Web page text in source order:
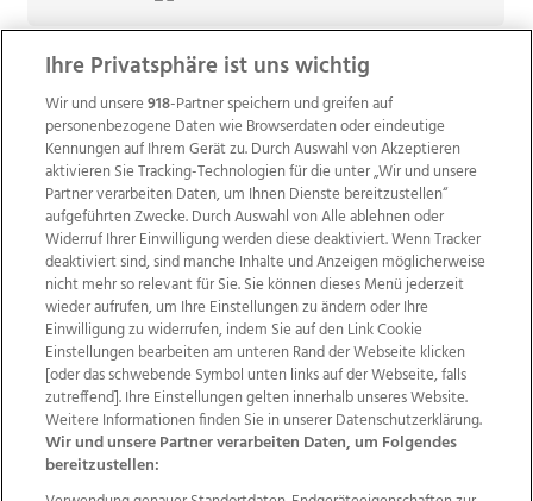
Wir über uns Mediadaten Kontakt
Jobs
Datenschutz
Impressum
AGB Anzeigekunden
AGB Website
Ehrenkodex Politische Werbung
Ihre Privatsphäre ist uns wichtig
Wir und unsere918-Partner speichern und greifen auf
personenbezogene Daten wie Browserdaten oder eindeutige
Kennungen auf Ihrem Gerät zu. Durch Auswahl von Akzeptieren
aktivieren Sie Tracking-Technologien für die unter „Wir und unsere
Partner verarbeiten Daten, um Ihnen Dienste bereitzustellen“
aufgeführten Zwecke. Durch Auswahl von Alle ablehnen oder
Widerruf Ihrer Einwilligung werden diese deaktiviert. Wenn Tracker
deaktiviert sind, sind manche Inhalte und Anzeigen möglicherweise
nicht mehr so relevant für Sie. Sie können dieses Menü jederzeit
wieder aufrufen, um Ihre Einstellungen zu ändern oder Ihre
Einwilligung zu widerrufen, indem Sie auf den Link Cookie
Einstellungen bearbeiten am unteren Rand der Webseite klicken
[oder das schwebende Symbol unten links auf der Webseite, falls
zutreffend]. Ihre Einstellungen gelten innerhalb unseres Website.
Weitere Informationen finden Sie in unserer Datenschutzerklärung.
Wir und unsere Partner verarbeiten Daten, um Folgendes
bereitzustellen: